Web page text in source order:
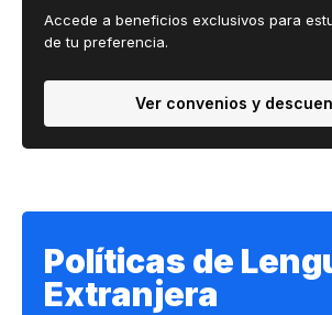
Accede a beneficios exclusivos para
de tu preferencia.
Ver convenios y
Políticas de
Extranjera